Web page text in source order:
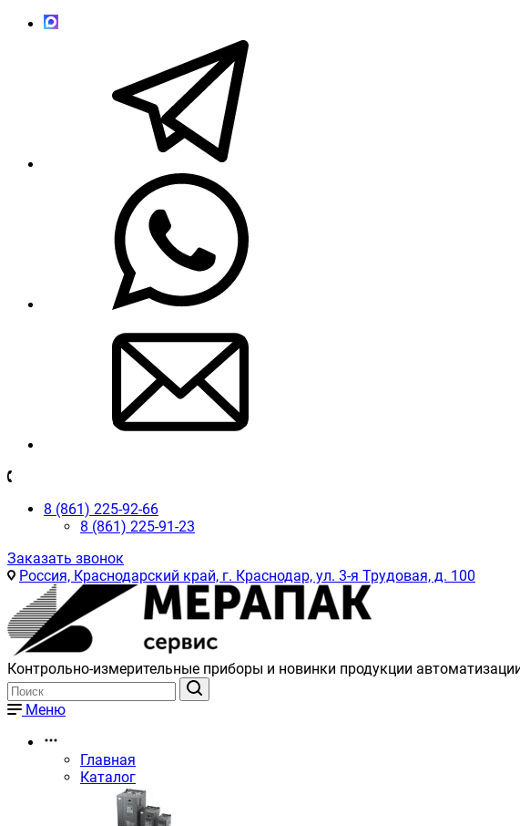
8 (861) 225-92-66
8 (861) 225-91-23
Заказать звонок
Россия, Краснодарский край, г. Краснодар, ул. 3-я Трудовая, д. 100
Контрольно-измерительные приборы и новинки продукции
Меню
Главная
Каталог